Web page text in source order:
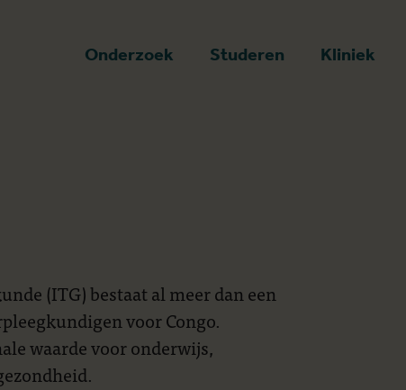
Onderzoek Studeren Kliniek
(ITG) bestaat al meer dan een
voor Congo.
waarde voor onderwijs,